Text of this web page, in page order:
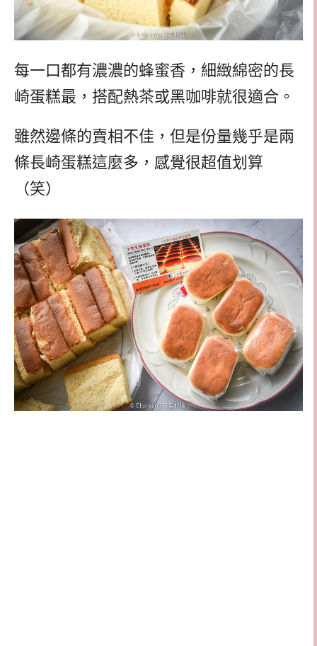
每一口都有濃濃的蜂蜜香，細緻綿密的長
崎蛋糕最，搭配熱茶或黑咖啡就很適合。
雖然邊條的賣相不佳，但是份量幾乎是兩
條長崎蛋糕這麼多，感覺很超值划算
（笑）